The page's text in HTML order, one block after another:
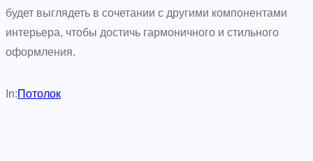
будет выглядеть в сочетании с другими компонентами
интерьера, чтобы достичь гармоничного и стильного
оформления.
In:Потолок